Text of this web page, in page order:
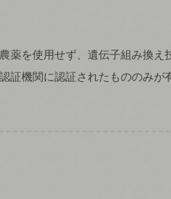
薬を使用せず、遺伝子組み換え
証機関に認証されたもののみが